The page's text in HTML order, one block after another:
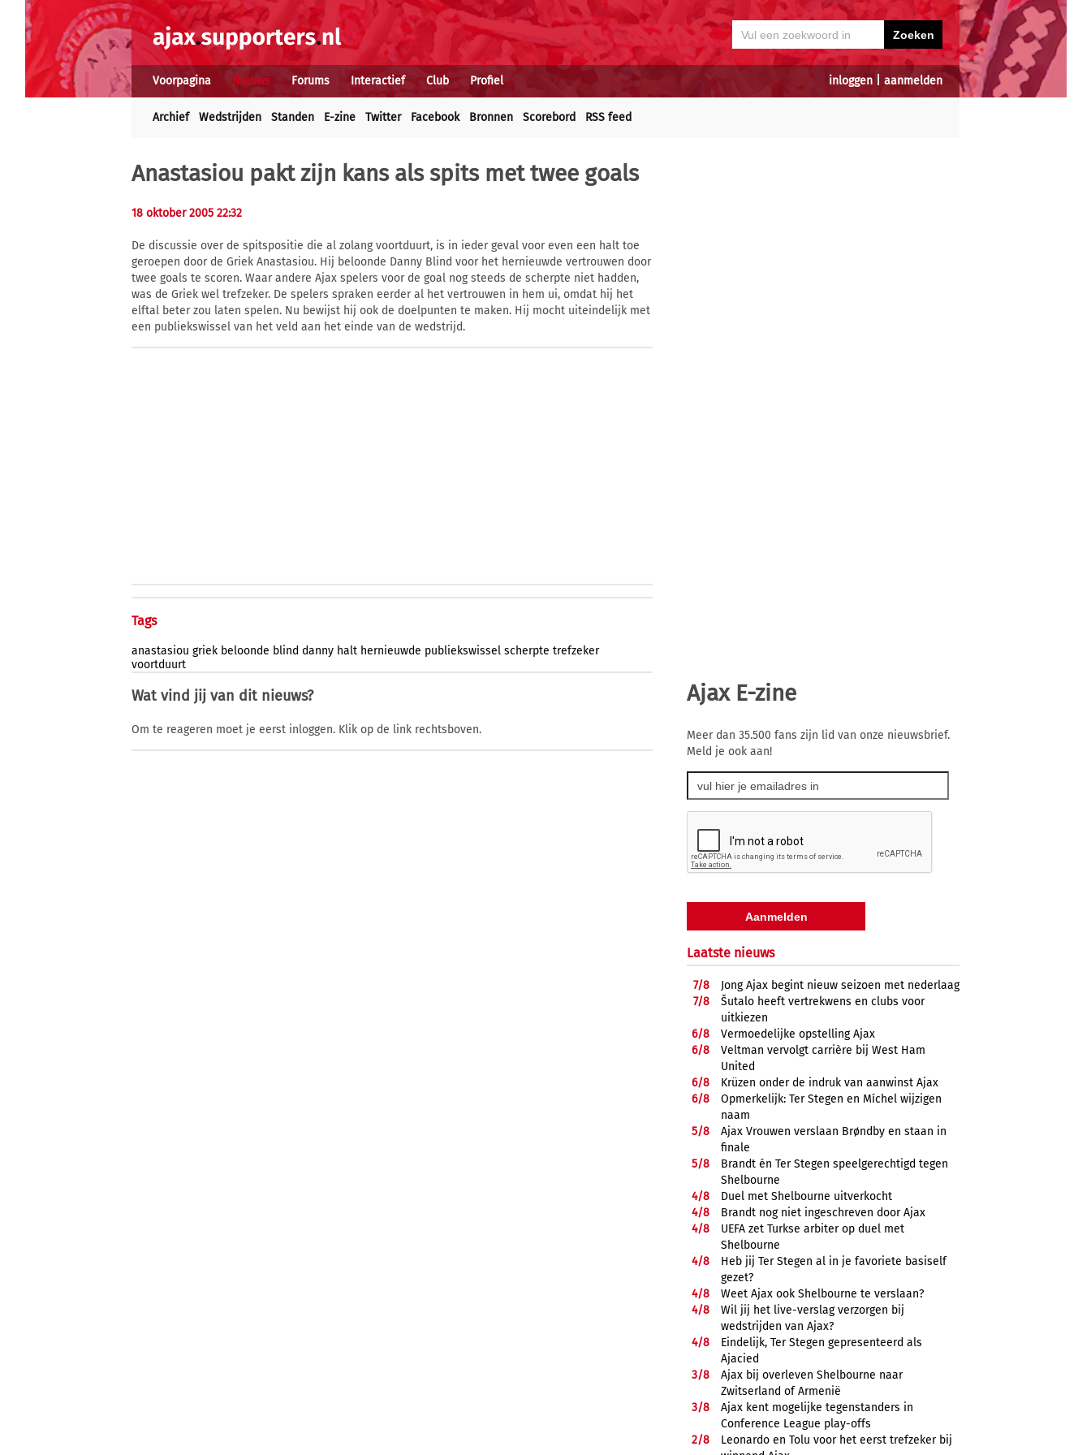
inloggen aanmelden
Voorpagina Nieuws Forums Interactief Club Profiel
Archief Wedstrijden Standen E-zine Twitter Facebook Bronnen Scorebord RSS feed
Anastasiou pakt zijn kans als spits met twee goals
18 oktober 2005 22:32
De discussie over de spitspositie die al zolang voortduurt, is in ieder geval voor even een halt toe
geroepen door de Griek Anastasiou. Hij beloonde Danny Blind voor het hernieuwde vertrouwen door
twee goals te scoren. Waar andere Ajax spelers voor de goal nog steeds de scherpte niet hadden,
was de Griek wel trefzeker. De spelers spraken eerder al het vertrouwen in hem ui, omdat hij het
elftal beter zou laten spelen. Nu bewijst hij ook de doelpunten te maken. Hij mocht uiteindelijk met
een publiekswissel van het veld aan het einde van de wedstrijd.
Tags
anastasiou griek beloonde blind danny halt hernieuwde publiekswissel scherpte trefzeker
voortduurt
Wat vind jij van dit nieuws?
Om te reageren moet je eerst inloggen. Klik op de link rechtsboven.
Ajax E-zine
Meer dan 35.500 fans zijn lid van onze nieuwsbrief.
Meld je ook aan!
Laatste nieuws
7/8
Jong Ajax begint nieuw seizoen met nederlaag
7/8
Šutalo heeft vertrekwens en clubs voor
uitkiezen
6/8
Vermoedelijke opstelling Ajax
6/8
Veltman vervolgt carrière bij West Ham
United
6/8
Krüzen onder de indruk van aanwinst Ajax
6/8
Opmerkelijk: Ter Stegen en Míchel wijzigen
naam
5/8
Ajax Vrouwen verslaan Brøndby en staan in
finale
5/8
Brandt én Ter Stegen speelgerechtigd tegen
Shelbourne
4/8
Duel met Shelbourne uitverkocht
4/8
Brandt nog niet ingeschreven door Ajax
4/8
UEFA zet Turkse arbiter op duel met
Shelbourne
4/8
Heb jij Ter Stegen al in je favoriete basiself
gezet?
4/8
Weet Ajax ook Shelbourne te verslaan?
4/8
Wil jij het live-verslag verzorgen bij
wedstrijden van Ajax?
4/8
Eindelijk, Ter Stegen gepresenteerd als
Ajacied
3/8
Ajax bij overleven Shelbourne naar
Zwitserland of Armenië
3/8
Ajax kent mogelijke tegenstanders in
Conference League play-offs
2/8
Leonardo en Tolu voor het eerst trefzeker bij